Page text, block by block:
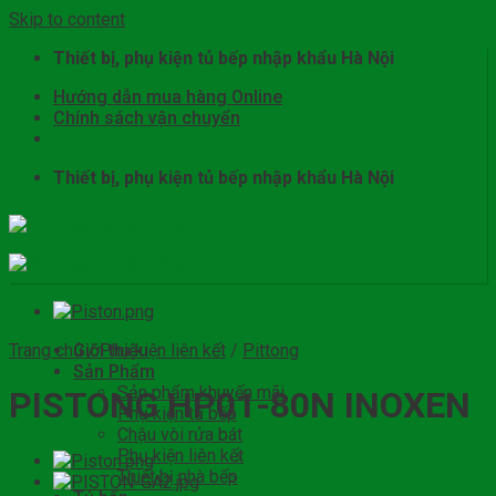
Skip to content
Thiết bị, phụ kiện tủ bếp nhập khẩu Hà Nội
Hướng dẫn mua hàng Online
Chính sách vận chuyển
Thiết bị, phụ kiện tủ bếp nhập khẩu Hà Nội
Giới thiệu
Sản Phẩm
Sản phẩm khuyến mãi
Phụ kiện tủ bếp
Chậu vòi rửa bát
Phụ kiện liên kết
Thiết bị nhà bếp
Trang chủ / Phụ kiện liên kết / Pittong
PISTONG HP01-80N INOXEN